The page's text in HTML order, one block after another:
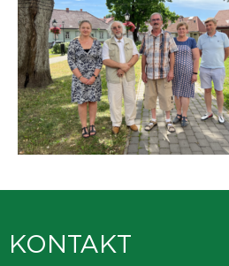
KONTAKT